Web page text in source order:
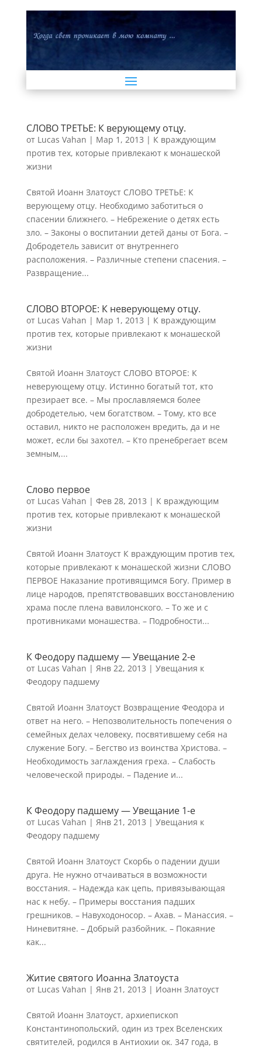
СЛОВО ТРЕТЬЕ: К верующему отцу.
от Lucas Vahan | Мар 1, 2013 | К враждующим
против тех, которые привлекают к монашеской
жизни
Святой Иоанн Златоуст СЛОВО ТРЕТЬЕ: К
верующему отцу. Необходимо заботиться о
спасении ближнего. – Небрежение о детях есть
зло. – Законы о воспитании детей даны от Бога. –
Добродетель зависит от внутреннего
расположения. – Различные степени спасения. –
Развращение...
СЛОВО ВТОРОЕ: К неверующему отцу.
от Lucas Vahan | Мар 1, 2013 | К враждующим
против тех, которые привлекают к монашеской
жизни
Святой Иоанн Златоуст СЛОВО ВТОРОЕ: К
неверующему отцу. Истинно богатый тот, кто
презирает все. – Мы прославляемся более
добродетелью, чем богатством. – Тому, кто все
оставил, никто не расположен вредить, да и не
может, если бы захотел. – Кто пренебрегает всем
земным,...
Слово первое
от Lucas Vahan | Фев 28, 2013 | К враждующим
против тех, которые привлекают к монашеской
жизни
Святой Иоанн Златоуст К враждующим против тех,
которые привлекают к монашеской жизни СЛОВО
ПЕРВОЕ Наказание противящимся Богу. Пример в
лице народов, препятствовавших восстановлению
храма после плена вавилонского. – То же и с
противниками монашества. – Подробности...
К Феодору падшему — Увещание 2-е
от Lucas Vahan | Янв 22, 2013 | Увещания к
Феодору падшему
Святой Иоанн Златоуст Возвращение Феодора и
ответ на него. – Непозволительность попечения о
семейных делах человеку, посвятившему себя на
служение Богу. – Бегство из воинства Христова. –
Необходимость заглаждения греха. – Слабость
человеческой природы. – Падение и...
К Феодору падшему — Увещание 1-е
от Lucas Vahan | Янв 21, 2013 | Увещания к
Феодору падшему
Святой Иоанн Златоуст Скорбь о падении души
друга. Не нужно отчаиваться в возможности
восстания. – Надежда как цепь, привязывающая
нас к небу. – Примеры восстания падших
грешников. – Навуходоносор. – Ахав. – Манассия. –
Ниневитяне. – Добрый разбойник. – Покаяние
как...
Житие святого Иоаннa Златоустa
от Lucas Vahan | Янв 21, 2013 | Иоанн Златоуст
Святой Иоанн Златоуст, архиепископ
Константинопольский, один из трех Вселенских
святителей, родился в Антиохии ок. 347 года, в